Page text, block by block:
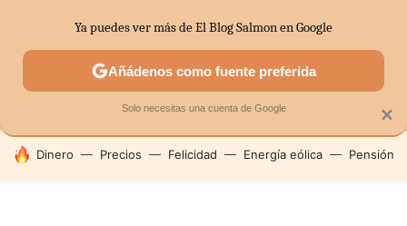
MENÚ NUEVO
ECONOMÍA DOMÉSTICA MERCADOS
HOY SE HABLA DE
Dinero Precios Felicidad Energía eólica Pensión
×
Ya puedes ver más de El Blog Salmon en Google
Añádenos como fuente preferida
Solo necesitas una cuenta de Google